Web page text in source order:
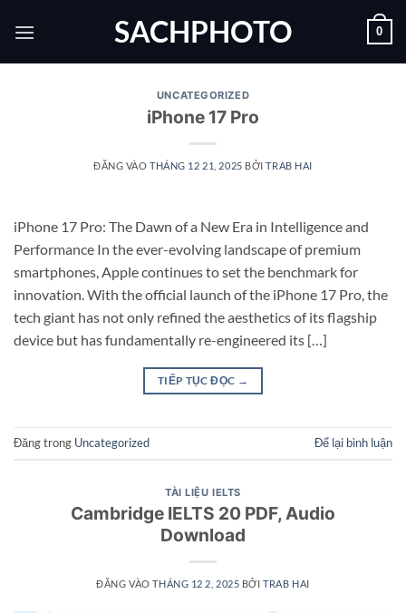
qua
SACHPHOTO 0
UNCATEGORIZED
iPhone 17 Pro
ĐĂNG VÀOTHÁNG 12 21, 2025 BỞITRAB HAI
iPhone 17 Pro: The Dawn of a New Era in Intelligence and
Performance In the ever-evolving landscape of premium
smartphones, Apple continues to set the benchmark for
innovation. With the official launch of the iPhone 17 Pro, the
tech giant has not only refined the aesthetics of its flagship
device but has fundamentally re-engineered its […]
TIẾP TỤC ĐỌC →
Đăng trong Uncategorized Để lại bình luận
TÀI LIỆU IELTS
Cambridge IELTS 20 PDF, Audio
Download
ĐĂNG VÀOTHÁNG 12 2, 2025 BỞITRAB HAI